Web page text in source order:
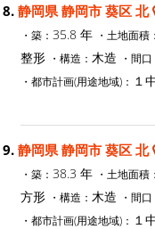
8. 静岡県 静岡市 葵区 北
・築： 35.8 年 ・土地面積：
整形 ・構造： 木造 ・間口
・都市計画(用途地域)： １
9. 静岡県 静岡市 葵区 北
・築： 38.3 年 ・土地面積：
方形 ・構造： 木造 ・間口
・都市計画(用途地域)： １